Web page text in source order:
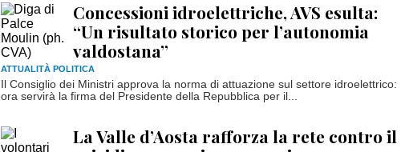
Concessioni idroelettriche, AVS esulta:
“Un risultato storico per l’autonomia
valdostana”
ATTUALITÀ POLITICA
Il Consiglio dei Ministri approva la norma di attuazione sul settore idroelettrico:
ora servirà la firma del Presidente della Repubblica per il...
La Valle d’Aosta rafforza la rete contro il